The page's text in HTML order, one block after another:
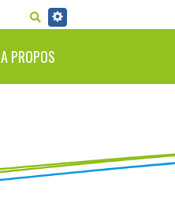
RECHERCHER
A PROPOS